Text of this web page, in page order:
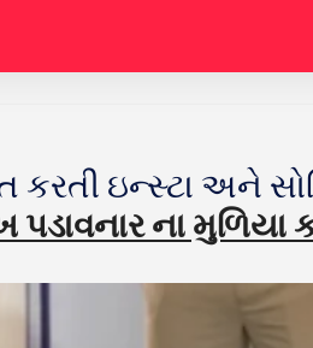
કરતી ઇન્સ્ટા અને
પડાવનાર ના